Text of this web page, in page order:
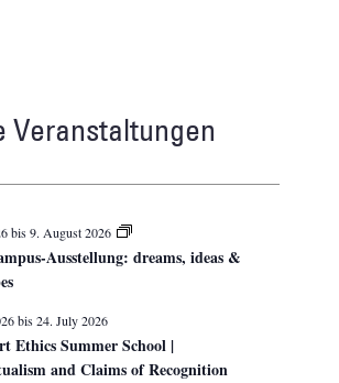
Veranstaltungen
bis9. August 2026
Ausstellung: dreams, ideas &
bis24. July 2026
Ethics Summer School |
and Claims of Recognition